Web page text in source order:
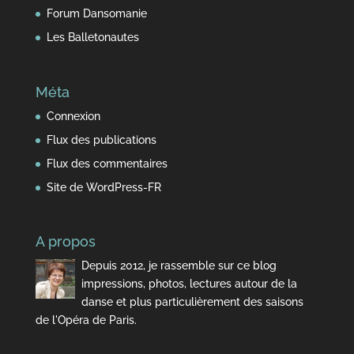
Forum Dansomanie
Les Balletonautes
Méta
Connexion
Flux des publications
Flux des commentaires
Site de WordPress-FR
A propos
Depuis 2012, je rassemble sur ce blog
impressions, photos, lectures autour de la
danse et plus particulièrement des saisons
de l'Opéra de Paris.